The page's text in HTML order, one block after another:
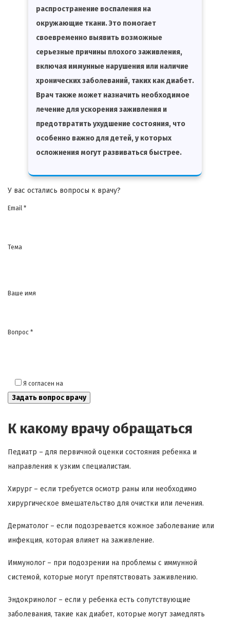
распространение воспаления на
окружающие ткани. Это помогает
своевременно выявить возможные
серьезные причины плохого заживления,
включая иммунные нарушения или наличие
хронических заболеваний, таких как диабет.
Врач также может назначить необходимое
лечение для ускорения заживления и
предотвратить ухудшение состояния, что
особенно важно для детей, у которых
осложнения могут развиваться быстрее.
У вас остались вопросы к врачу?
Email *
Тема
Ваше имя
Вопрос *
Я согласен на
К какому врачу обращаться
Педиатр – для первичной оценки состояния ребенка и
направления к узким специалистам.
Хирург – если требуется осмотр раны или необходимо
хирургическое вмешательство для очистки или лечения.
Дерматолог – если подозревается кожное заболевание или
инфекция, которая влияет на заживление.
Иммунолог – при подозрении на проблемы с иммунной
системой, которые могут препятствовать заживлению.
Эндокринолог – если у ребенка есть сопутствующие
заболевания, такие как диабет, которые могут замедлять